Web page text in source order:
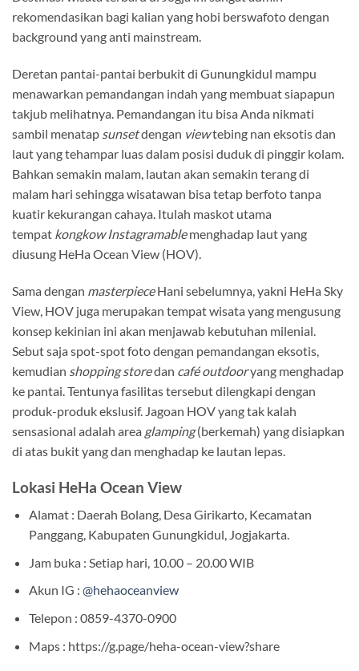
rekomendasikan bagi kalian yang hobi berswafoto dengan
background yang anti mainstream.
Deretan pantai-pantai berbukit di Gunungkidul mampu
menawarkan pemandangan indah yang membuat siapapun
takjub melihatnya. Pemandangan itu bisa Anda nikmati
sambil menatap sunsetdengan viewtebing nan eksotis dan
laut yang tehampar luas dalam posisi duduk di pinggir kolam.
Bahkan semakin malam, lautan akan semakin terang di
malam hari sehingga wisatawan bisa tetap berfoto tanpa
kuatir kekurangan cahaya. Itulah maskot utama
tempat kongkow Instagramablemenghadap laut yang
diusung HeHa Ocean View (HOV).
Sama dengan masterpieceHani sebelumnya, yakni HeHa Sky
View, HOV juga merupakan tempat wisata yang mengusung
konsep kekinian ini akan menjawab kebutuhan milenial.
Sebut saja spot-spot foto dengan pemandangan eksotis,
kemudian shopping storedan café outdooryang menghadap
ke pantai. Tentunya fasilitas tersebut dilengkapi dengan
produk-produk ekslusif. Jagoan HOV yang tak kalah
sensasional adalah area glamping(berkemah) yang disiapkan
di atas bukit yang dan menghadap ke lautan lepas.
Lokasi HeHa Ocean View
Alamat : Daerah Bolang, Desa Girikarto, Kecamatan
Panggang, Kabupaten Gunungkidul, Jogjakarta.
Jam buka : Setiap hari, 10.00 – 20.00 WIB
Akun IG : @hehaoceanview
Telepon : 0859-4370-0900
Maps : https://g.page/heha-ocean-view?share